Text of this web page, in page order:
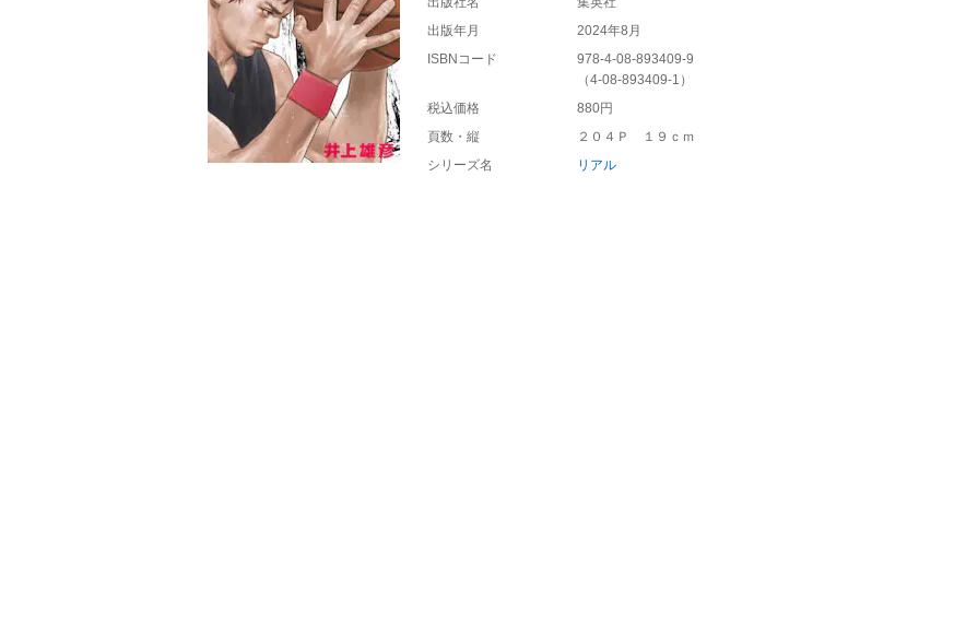
出版年月
2024年8月
ISBNコード
978-4-08-893409-9
（4-08-893409-1 ）
税込価格
880円
頁数・縦
２０４Ｐ １９ｃｍ
シリーズ名
リアル